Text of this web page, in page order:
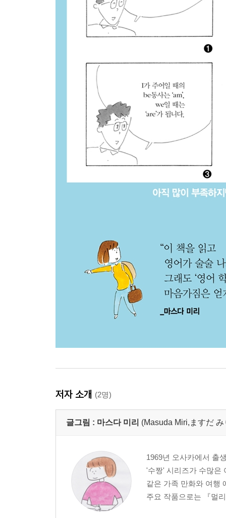
저자 소개 (2명)
글그림 : 마스다 미리 (Masuda Miri,ますだ
1969년 오사카에서 출
'수짱' 시리즈가 수많은
같은 가족 만화와 여행
주요 작품으로는 『멀